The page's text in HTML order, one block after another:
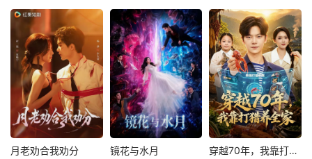
月老劝合我劝分 镜花与水月 穿越70年，我靠打猎养全家